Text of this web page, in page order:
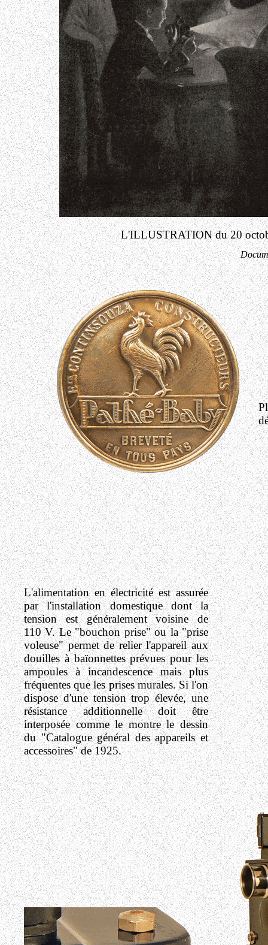
L'ILLUSTRATION du 20
L'alimentation en électricité est assurée
par l'installation domestique dont la
tension est généralement voisine de
110 V.Le "bouchon prise" ou la "prise
voleuse" permet de relier l'appareil aux
douilles à baïonnettes prévues pour les
ampoules à incandescencemais plus
fréquentes que les prises murales. Si l'on
dispose d'une tension trop élevée, une
résistance additionnelle doit être
interposée comme le montre le dessin
du "Catalogue général des appareils et
accessoires" de 1925.